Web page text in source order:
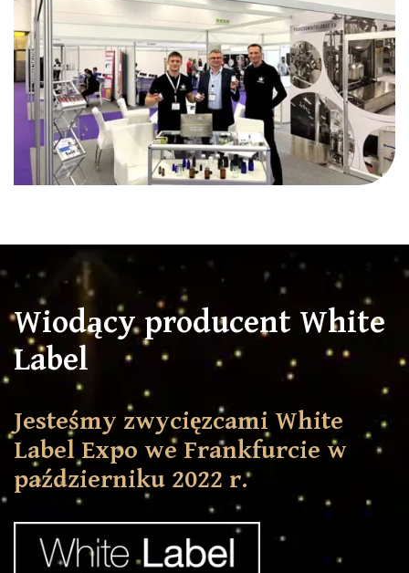
Wiodący producent White
Label
Jesteśmy zwycięzcami White
Label Expo we Frankfurcie w
październiku 2022 r.